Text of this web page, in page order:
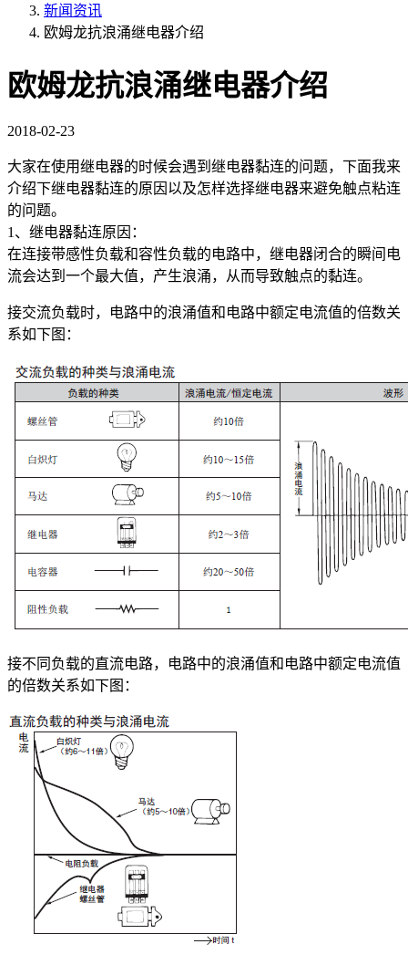
新闻资讯
欧姆龙抗浪涌继电器介绍
欧姆龙抗浪涌继电器介绍
2018-02-23
大家在使用继电器的时候会遇到继电器黏连的问题，下面我来
介绍下继电器黏连的原因以及怎样选择继电器来避免触点粘连
的问题。
1、继电器黏连原因：
在连接带感性负载和容性负载的电路中，继电器闭合的瞬间电
流会达到一个最大值，产生浪涌，从而导致触点的黏连。
接交流负载时，电路中的浪涌值和电路中额定电流值的倍数关
系如下图：
接不同负载的直流电路，电路中的浪涌值和电路中额定电流值
的倍数关系如下图：